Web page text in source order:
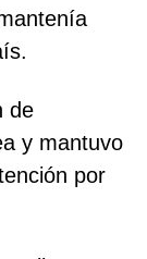
de
y mantuvo
por